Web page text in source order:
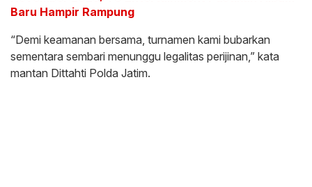
Baru Hampir Rampung
“Demi keamanan bersama, turnamen kami bubarkan
sementara sembari menunggu legalitas perijinan,” kata
mantan Dittahti Polda Jatim.